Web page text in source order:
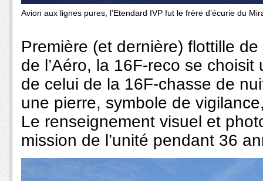
Avion aux lignes pures, l’Etendard IVP fut le frère d’écurie du
Première (et dernière) flottille
de l’Aéro, la 16F-reco se
de celui de la 16F-chasse de
une pierre, symbole de
Le renseignement visuel et
mission de l’unité pendant 36